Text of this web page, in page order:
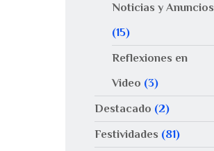
Noticias y Anuncios
(15)
Reflexiones en
Video (3)
Destacado (2)
Festividades (81)